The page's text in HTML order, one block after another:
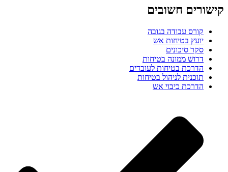
קישורים חשובים
קורס עבודה בגובה
יועץ בטיחות אש
סקר סיכונים
דרוש ממונה בטיחות
הדרכת בטיחות לעובדים
תוכנית לניהול בטיחות
הדרכת כיבוי אש